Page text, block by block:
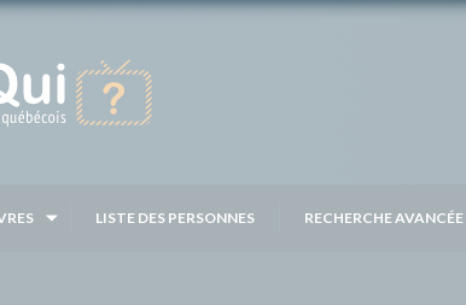
LISTE DES PERSONNES RECHERCHE AVANCÉE